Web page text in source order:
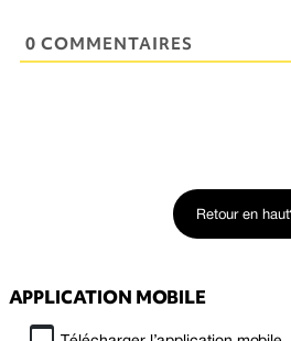
0 COMMENTAIRES
Retour en haut
APPLICATION MOBILE